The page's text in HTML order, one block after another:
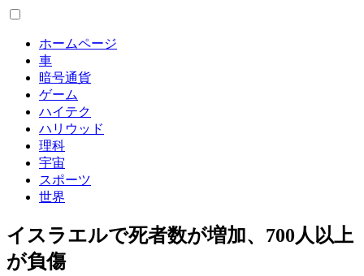
ホームページ
車
暗号通貨
ゲーム
ハイテク
ハリウッド
理科
宇宙
スポーツ
世界
イスラエルで死者数が増加、700人以上
が負傷